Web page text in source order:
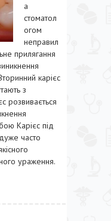
а
стоматол
огом
неправил
прилягання
карієс
з
розвивається
Карієс під
часто
ураження.